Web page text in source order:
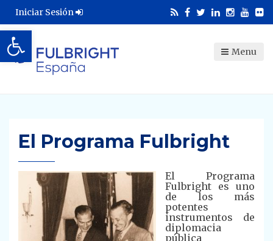
Abrir barra de herramientas
Iniciar Sesión
Menu
El Programa Fulbright
El Programa
Fulbright es uno
de los más
potentes
instrumentos de
diplomacia
pública